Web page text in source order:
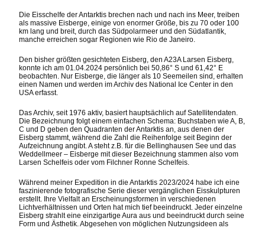
Die Eisschelfe der Antarktis brechen nach und nach ins Meer, treiben
als massive Eisberge, einige von enormer Größe, bis zu 70 oder 100
km lang und breit, durch das Südpolarmeer und den Südatlantik,
manche erreichen sogar Regionen wie Rio de Janeiro.
Den bisher größten gesichteten Eisberg, den A23A Larsen Eisberg,
konnte ich am 01.04.2024 persönlich bei 50,86° S und 61,42° E
beobachten. Nur Eisberge, die länger als 10 Seemeilen sind, erhalten
einen Namen und werden im Archiv des National Ice Center in den
USA erfasst.
Das Archiv, seit 1976 aktiv, basiert hauptsächlich auf Satellitendaten.
Die Bezeichnung folgt einem einfachen Schema: Buchstaben wie A, B,
C und D geben den Quadranten der Antarktis an, aus denen der
Eisberg stammt, während die Zahl die Reihenfolge seit Beginn der
Aufzeichnung angibt. A steht z.B. für die Bellinghausen See und das
Weddellmeer – Eisberge mit dieser Bezeichnung stammen also vom
Larsen Schelfeis oder vom Filchner Ronne Schelfeis.
Während meiner Expedition in die Antarktis 2023/2024 habe ich eine
faszinierende fotografische Serie dieser vergänglichen Eisskulpturen
erstellt. Ihre Vielfalt an Erscheinungsformen in verschiedenen
Lichtverhältnissen und Orten hat mich tief beeindruckt. Jeder einzelne
Eisberg strahlt eine einzigartige Aura aus und beeindruckt durch seine
Form und Ästhetik. Abgesehen von möglichen Nutzungsideen als